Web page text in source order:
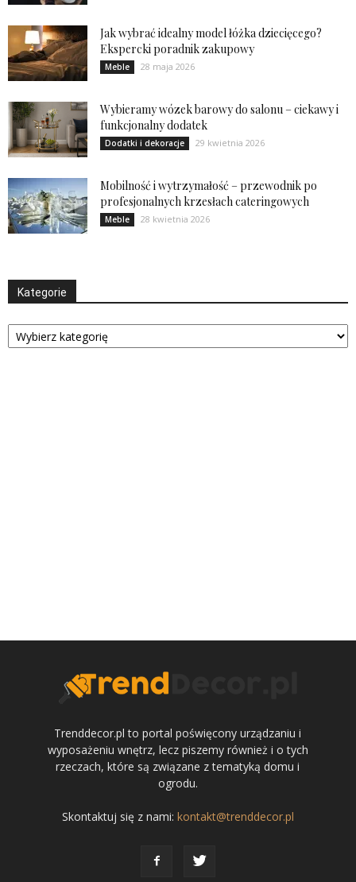
Jak wybrać idealny model łóżka dziecięcego?
Ekspercki poradnik zakupowy
Meble 28 maja 2026
Wybieramy wózek barowy do salonu – ciekawy i
funkcjonalny dodatek
Dodatki i dekoracje 29 kwietnia 2026
Mobilność i wytrzymałość – przewodnik po
profesjonalnych krzesłach cateringowych
Meble 28 kwietnia 2026
Kategorie
Kategorie
Trenddecor.pl to portal poświęcony urządzaniu i
wyposażeniu wnętrz, lecz piszemy również i o tych
rzeczach, które są związane z tematyką domu i
ogrodu.
Skontaktuj się z nami: kontakt@trenddecor.pl